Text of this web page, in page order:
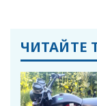
ЧИТАЙТЕ